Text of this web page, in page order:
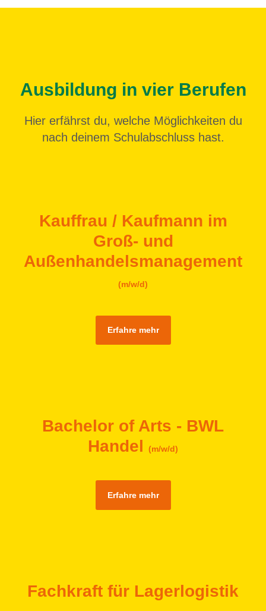
Ausbildung in vier Berufen
Hier erfährst du, welche Möglichkeiten du
nach deinem Schulabschluss hast.
Kauffrau / Kaufmann im
Groß- und
Außenhandelsmanagement
(m/w/d)
Erfahre mehr
Bachelor of Arts - BWL
Handel
(m/w/d)
Erfahre mehr
Fachkraft für Lagerlogistik